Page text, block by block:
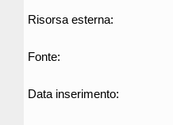
Risorsa esterna:
Fonte:
Data inserimento: